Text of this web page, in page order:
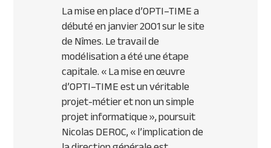
La mise en place d’OPTI–TIMEa
débuté en janvier 2001 sur le site
de Nîmes. Le travail de
modélisation a été une étape
capitale.« La mise en œuvre
d’OPTI–TIMEest un véritable
projet-métier et non un simple
projet informatique », poursuit
NicolasDEROC,« l’implication de